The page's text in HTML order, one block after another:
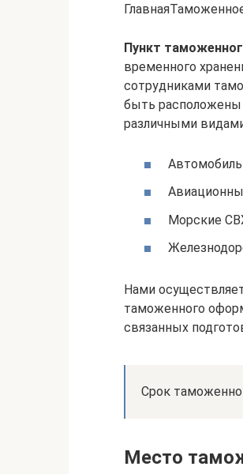
Пункт
временного
сотрудниками
быть расположены
различными
Морские
Нами
таможенного
связанных
Срок
Место